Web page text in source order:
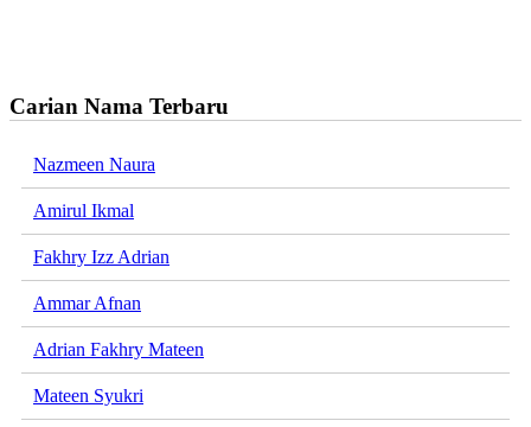
Carian Nama Terbaru
Nazmeen Naura
Amirul Ikmal
Fakhry Izz Adrian
Ammar Afnan
Adrian Fakhry Mateen
Mateen Syukri